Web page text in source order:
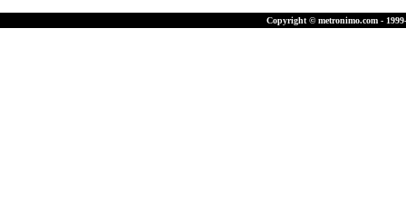
Copyright © metronimo.com -